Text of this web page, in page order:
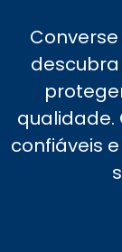
qualidade.
confiáveis